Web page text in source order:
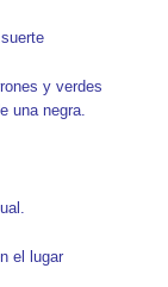
y verdes
una negra.
el lugar